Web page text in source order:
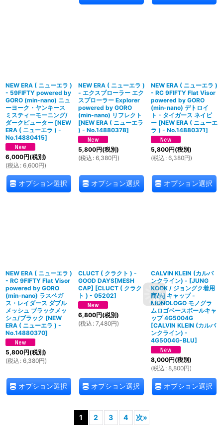
NEW ERA ( ニューエラ )
- 59FIFTY powered by
GORO (min-nano) ニュ
ーヨーク・ヤンキース
ミスティーモーニング/
ダークピューター [NEW
ERA ( ニューエラ ) -
No.14880415]
6,000円(税別)
(税込 : 6,600円)
オプション選択
NEW ERA ( ニューエラ )
- エクスプローラー エク
スプローラー Explorer
powered by GORO
(min-nano) リフレクト
[NEW ERA ( ニューエラ
) - No.14880378]
5,800円(税別)
(税込 : 6,380円)
オプション選択
NEW ERA ( ニューエラ )
- RC 9FIFTY Flat Visor
powered by GORO
(min-nano) デトロイ
ト・タイガース ネイビ
ー [NEW ERA ( ニューエ
ラ ) - No.14880371]
5,800円(税別)
(税込 : 6,380円)
オプション選択
NEW ERA ( ニューエラ )
- RC 9FIFTY Flat Visor
powered by GORO
(min-nano) ラスベガ
ス・レイダース ダブル
メッシュ ブラックメッ
シュ/ブラック [NEW
ERA ( ニューエラ ) -
No.14880370]
5,800円(税別)
(税込 : 6,380円)
オプション選択
CLUCT ( クラクト ) -
GOOD DAYS[MESH
CAP] [CLUCT ( クラク
ト ) - 05202]
6,800円(税別)
(税込 : 7,480円)
オプション選択
CALVIN KLEIN (カルバ
ンクライン) - [JUNG
KOOK / ジョングク着用
商品] キャップ -
MONOLOGO モノグラ
ムロゴベースボールキャ
ップ 4G5004G
[CALVIN KLEIN (カルバ
ンクライン) -
4G5004G-BLU]
8,000円(税別)
(税込 : 8,800円)
オプション選択
1 2 3 4 次»